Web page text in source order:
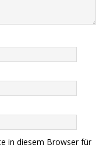
in diesem Browser für